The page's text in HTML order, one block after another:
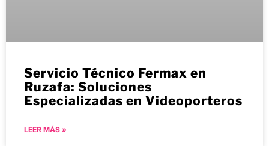
Servicio Técnico Fermax en
Ruzafa: Soluciones
Especializadas en Videoporteros
LEER MÁS »